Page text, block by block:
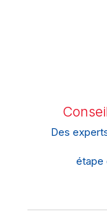
Des
étape